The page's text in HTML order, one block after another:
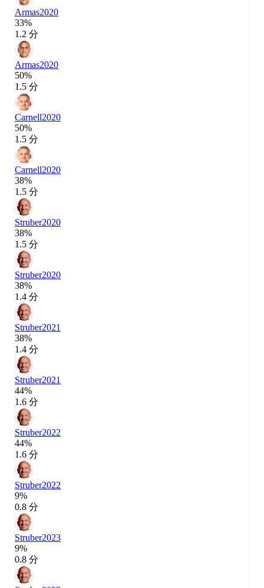
Armas2020
33%
1.2 分
Armas2020
50%
1.5 分
Carnell2020
50%
1.5 分
Carnell2020
38%
1.5 分
Struber2020
38%
1.5 分
Struber2020
38%
1.4 分
Struber2021
38%
1.4 分
Struber2021
44%
1.6 分
Struber2022
44%
1.6 分
Struber2022
9%
0.8 分
Struber2023
9%
0.8 分